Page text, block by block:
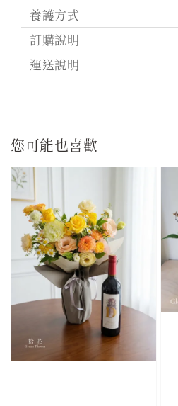
養護方式
訂購說明
運送說明
您可能也喜歡